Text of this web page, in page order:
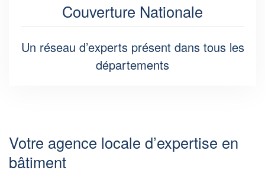
Couverture Nationale
Un réseau d’experts présent dans tous les
départements
Votre agence locale d’expertise en
bâtiment